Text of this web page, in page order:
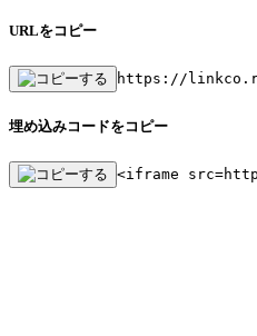
URLをコピー
https://
埋め込みコードをコピー
<iframe